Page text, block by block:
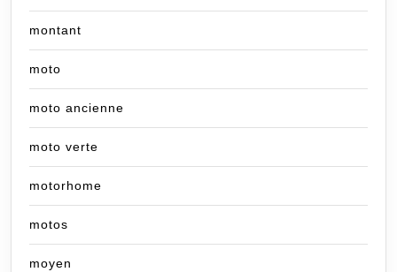
montant
moto
moto ancienne
moto verte
motorhome
motos
moyen